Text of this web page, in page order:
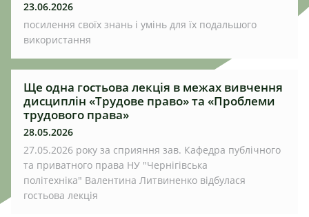
23.06.2026
посилення своїх знань і умінь для їх подальшого
використання
Ще одна гостьова лекція в межах вивчення
дисциплін «Трудове право» та «Проблеми
трудового права»
28.05.2026
27.05.2026 року за сприяння зав. Кафедра публічного
та приватного права НУ "Чернігівська
політехніка" Валентина Литвиненко відбулася
гостьова лекція